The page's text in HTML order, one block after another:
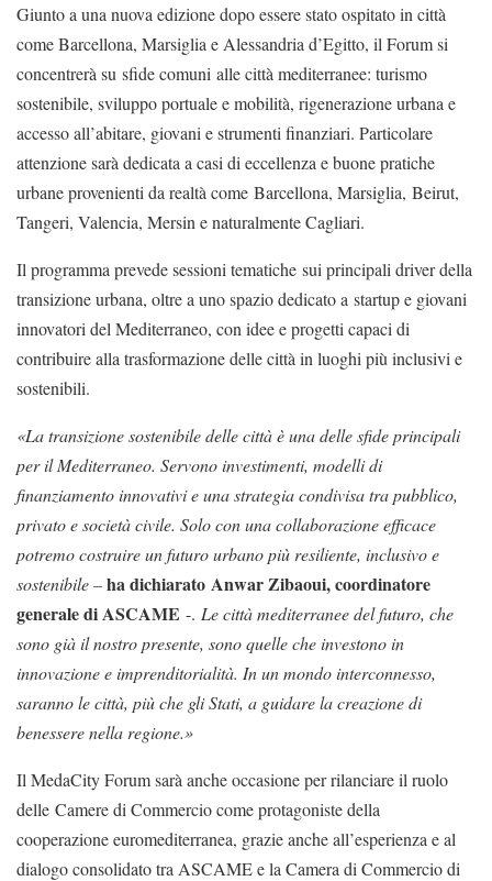
Giunto a una nuova edizione dopo essere stato ospitato in città
come Barcellona, Marsiglia e Alessandria d’Egitto, il Forum si
concentrerà su sfide comuni alle città mediterranee: turismo
sostenibile, sviluppo portuale e mobilità, rigenerazione urbana e
accesso all’abitare, giovani e strumenti finanziari. Particolare
attenzione sarà dedicata a casi di eccellenza e buone pratiche
urbane provenienti da realtà come Barcellona, Marsiglia, Beirut,
Tangeri, Valencia, Mersin e naturalmente Cagliari.
Il programma prevede sessioni tematiche sui principali driver della
transizione urbana, oltre a uno spazio dedicato a startup e giovani
innovatori del Mediterraneo, con idee e progetti capaci di
contribuire alla trasformazione delle città in luoghi più inclusivi e
sostenibili.
«La transizione sostenibile delle città è una delle sfide principali
per il Mediterraneo. Servono investimenti, modelli di
finanziamento innovativi e una strategia condivisa tra pubblico,
privato e società civile. Solo con una collaborazione efficace
potremo costruire un futuro urbano più resiliente, inclusivo e
sostenibile –ha dichiarato Anwar Zibaoui, coordinatore
generale di ASCAME -. Le città mediterranee del futuro, che
sono già il nostro presente, sono quelle che investono in
innovazione e imprenditorialità. In un mondo interconnesso,
saranno le città, più che gli Stati, a guidare la creazione di
benessere nella regione.»
Il MedaCity Forum sarà anche occasione per rilanciare il ruolo
delle Camere di Commercio come protagoniste della
cooperazione euromediterranea, grazie anche all’esperienza e al
dialogo consolidato tra ASCAME e la Camera di Commercio di